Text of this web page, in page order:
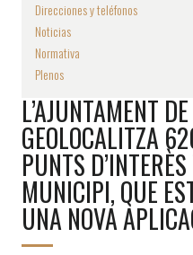
Direcciones y teléfonos
Noticias
Normativa
Plenos
L’AJUNTAMENT
GEOLOCALITZA
PUNTS
MUNICIPI, QUE
UNA NOVA